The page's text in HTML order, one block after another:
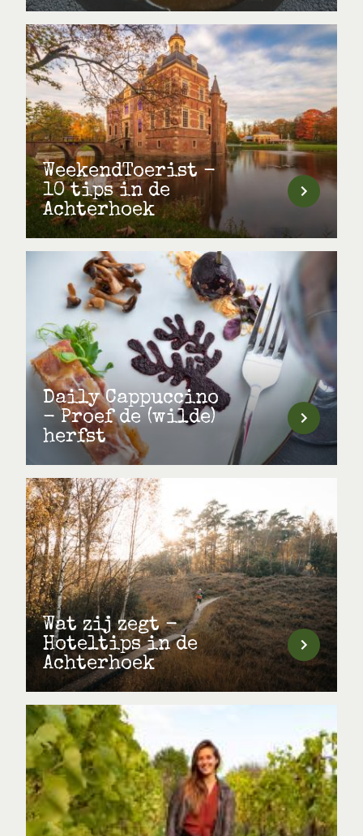
WeekendToerist -
10 tips in de
Achterhoek
Daily Cappuccino
- Proef de (wilde)
herfst
Wat zij zegt -
Hoteltips in de
Achterhoek